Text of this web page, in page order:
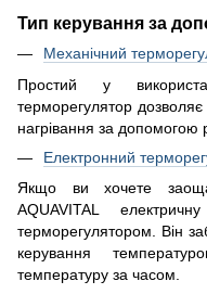
Тип керування за
Механічний
Простий у
терморегулятор
нагрівання за допомогою
Електронний
Якщо ви хочете
AQUAVITAL
терморегулятором. Він
керування
температуру за часом.